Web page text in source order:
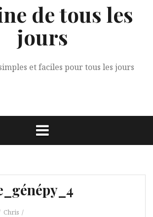
de tous les
jours
et faciles pour tous les jours
Chris